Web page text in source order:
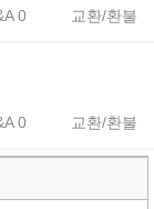
0 교환/환불
0 교환/환불